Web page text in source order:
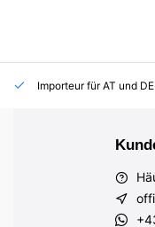
Importeur für AT und DE